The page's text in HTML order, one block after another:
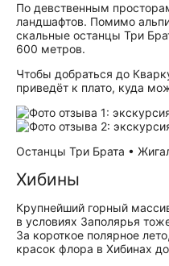
По девственным
ландшафтов. Помимо
скальные останцы Три
600 метров.
Чтобы добраться до
приведёт к плато, куда
Останцы Три Брата •
Хибины
Крупнейший горный
в условиях Заполярья
За короткое полярное
красок флора в Хибинах